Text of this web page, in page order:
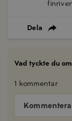
Dela
Vad tyckte du
1 kommentar